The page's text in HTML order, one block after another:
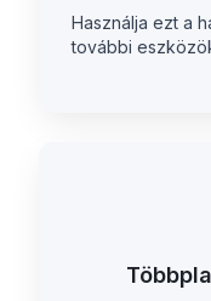
Használja ezt a
további